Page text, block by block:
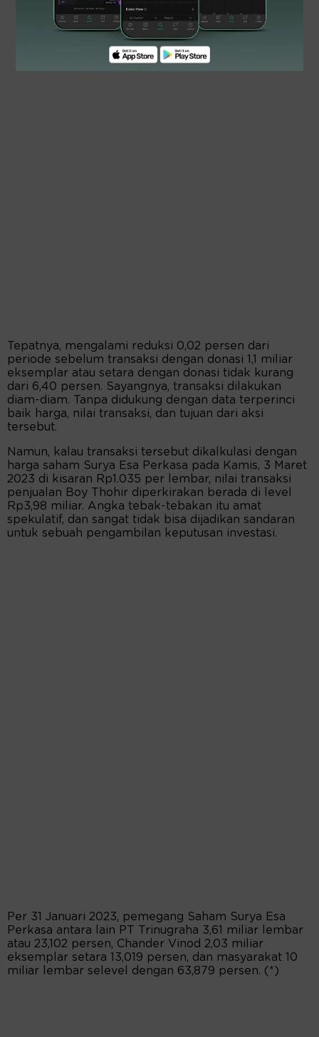
Tepatnya, mengalami reduksi 0,02 persen dari
periode sebelum transaksi dengan donasi 1,1 miliar
eksemplar atau setara dengan donasi tidak kurang
dari 6,40 persen. Sayangnya, transaksi dilakukan
diam-diam. Tanpa didukung dengan data terperinci
baik harga, nilai transaksi, dan tujuan dari aksi
tersebut.
Namun, kalau transaksi tersebut dikalkulasi dengan
harga saham Surya Esa Perkasa pada Kamis, 3 Maret
2023 di kisaran Rp1.035 per lembar, nilai transaksi
penjualan Boy Thohir diperkirakan berada di level
Rp3,98 miliar. Angka tebak-tebakan itu amat
spekulatif, dan sangat tidak bisa dijadikan sandaran
untuk sebuah pengambilan keputusan investasi.
Per 31 Januari 2023, pemegang Saham Surya Esa
Perkasa antara lain PT Trinugraha 3,61 miliar lembar
atau 23,102 persen, Chander Vinod 2,03 miliar
eksemplar setara 13,019 persen, dan masyarakat 10
miliar lembar selevel dengan 63,879 persen. (*)